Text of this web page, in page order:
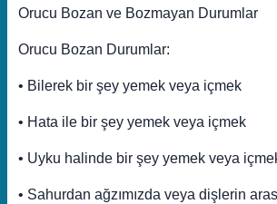
Orucu Bozan ve Bozmayan Durumlar
Orucu Bozan Durumlar:
• Bilerek bir şey yemek veya içmek
• Hata ile bir şey yemek veya içmek
• Uyku halinde bir şey yemek veya
• Sahurdan ağzımızda veya dişlerin